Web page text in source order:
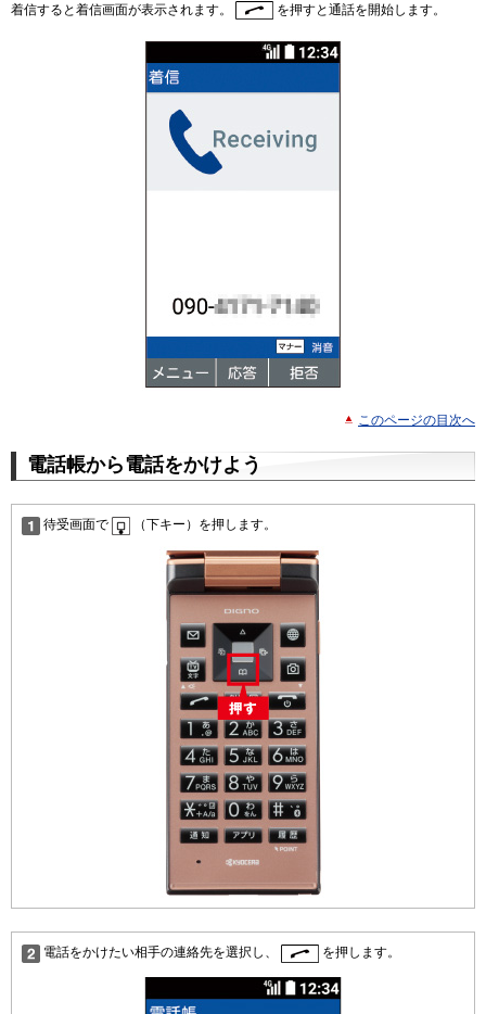
着信すると着信画面が表示されます。 を押すと通話を開始します。
このページの目次へ
電話帳から電話をかけよう
待受画面で （下キー）を押します。
電話をかけたい相手の連絡先を選択し、 を押します。